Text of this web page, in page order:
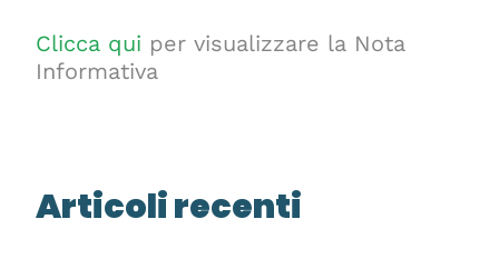
Clicca qui per visualizzare la Nota
Informativa
Articoli recenti